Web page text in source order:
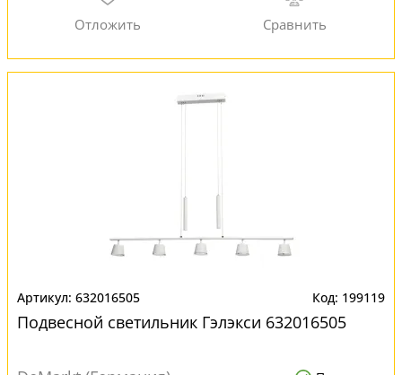
632016505 199119
Подвесной светильник Гэлэкси 632016505